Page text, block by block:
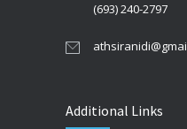
(693) 240-2797
Additional Links